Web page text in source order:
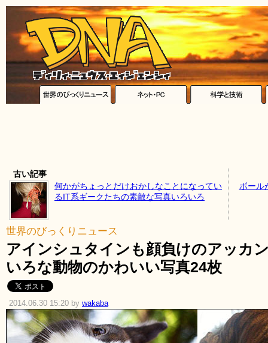
古い記事
何かがちょっとだけおかしなことになってい
るIT系ギークたちの素敵な写真いろいろ
ボール
世界のびっくりニュース
アインシュタインも顔負けのアッカ
いろな動物のかわいい写真24枚
2014.06.30 15:20 by wakaba